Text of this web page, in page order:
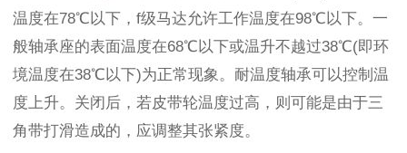
温度在78℃以下，f级马达允许工作温度在98℃以下。一
般轴承座的表面温度在68℃以下或温升不越过38℃(即环
境温度在38℃以下)为正常现象。耐温度轴承可以控制温
度上升。关闭后，若皮带轮温度过高，则可能是由于三
角带打滑造成的，应调整其张紧度。